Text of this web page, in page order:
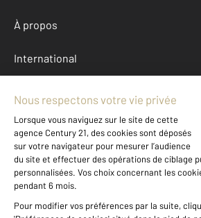
À propos
International
Mentions légales & CGU et
Données